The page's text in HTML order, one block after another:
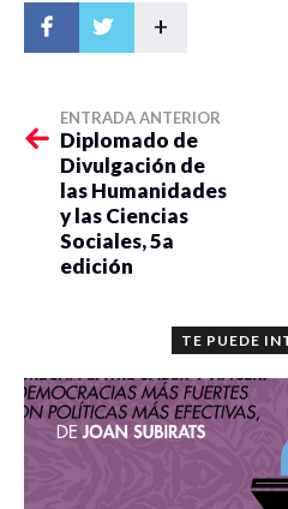
+
ENTRADA ANTERIOR
Diplomado de
Divulgación de
las Humanidades
y las Ciencias
Sociales, 5a
edición
TE PUEDE